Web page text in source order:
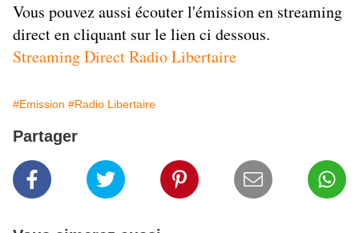
Vous pouvez aussi écouter l'émission en streaming
direct en cliquant sur le lien ci dessous.
Streaming Direct Radio Libertaire
#Emission #Radio Libertaire
Partager